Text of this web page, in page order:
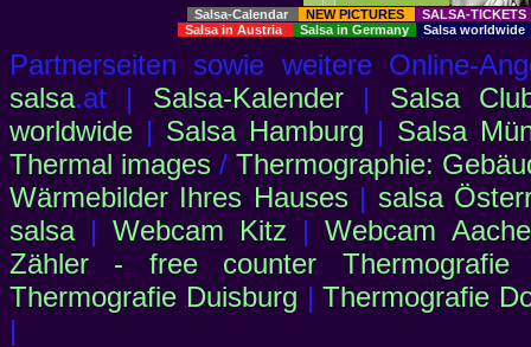
Salsa-Calendar NEW PICTURES
SALSA-
Salsa in Austria
Salsa in Germany Salsa worldwide
Partnerseiten sowie weitere Online-
salsa.at | Salsa-Kalender| Salsa
worldwide | Salsa Hamburg | Salsa
Thermal images / Thermographie:
Wärmebilder Ihres Hauses| salsa
salsa|Webcam Kitz |Webcam
Zähler - free counter Thermografie
Thermografie Duisburg |Thermografie
|